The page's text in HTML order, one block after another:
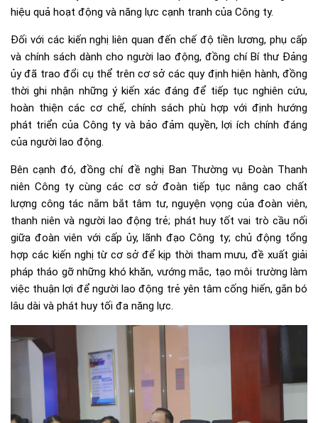
hiệu quả hoạt động và năng lực cạnh tranh của Công ty.
Đối với các kiến nghị liên quan đến chế độ tiền lương, phụ cấp
và chính sách dành cho người lao động, đồng chí Bí thư Đảng
ủy đã trao đổi cụ thể trên cơ sở các quy định hiện hành, đồng
thời ghi nhận những ý kiến xác đáng để tiếp tục nghiên cứu,
hoàn thiện các cơ chế, chính sách phù hợp với định hướng
phát triển của Công ty và bảo đảm quyền, lợi ích chính đáng
của người lao động.
Bên cạnh đó, đồng chí đề nghị Ban Thường vụ Đoàn Thanh
niên Công ty cùng các cơ sở đoàn tiếp tục nâng cao chất
lượng công tác nắm bắt tâm tư, nguyện vọng của đoàn viên,
thanh niên và người lao động trẻ; phát huy tốt vai trò cầu nối
giữa đoàn viên với cấp ủy, lãnh đạo Công ty; chủ động tổng
hợp các kiến nghị từ cơ sở để kịp thời tham mưu, đề xuất giải
pháp tháo gỡ những khó khăn, vướng mắc, tạo môi trường làm
việc thuận lợi để người lao động trẻ yên tâm cống hiến, gắn bó
lâu dài và phát huy tối đa năng lực.